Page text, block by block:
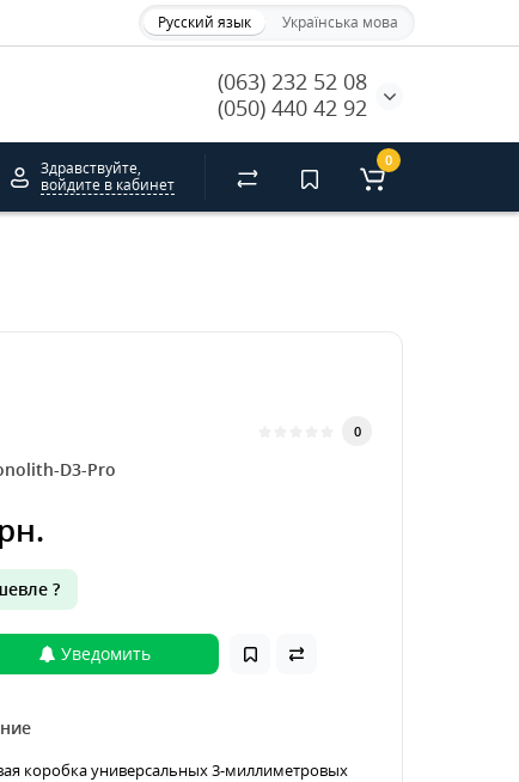
Русский язык Українська мова
(063) 232 52 08
(050) 440 42 92
Здравствуйте,
войдите в кабинет
0
0
D3-Pro
?
Уведомить
коробка универсальных 3-миллиметровых